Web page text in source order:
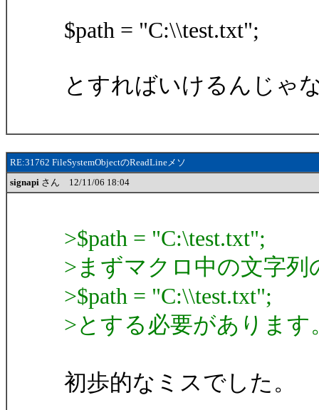
$path = "C:\\test.txt";
とすればいけるんじゃ
RE:31762 FileSystemObjectのReadLineメソ
signapi さん 12/11/06 18:04
>$path = "C:\test.txt";
>まずマクロ中の文字
>$path = "C:\\test.txt";
>とする必要があります
初歩的なミスでした。